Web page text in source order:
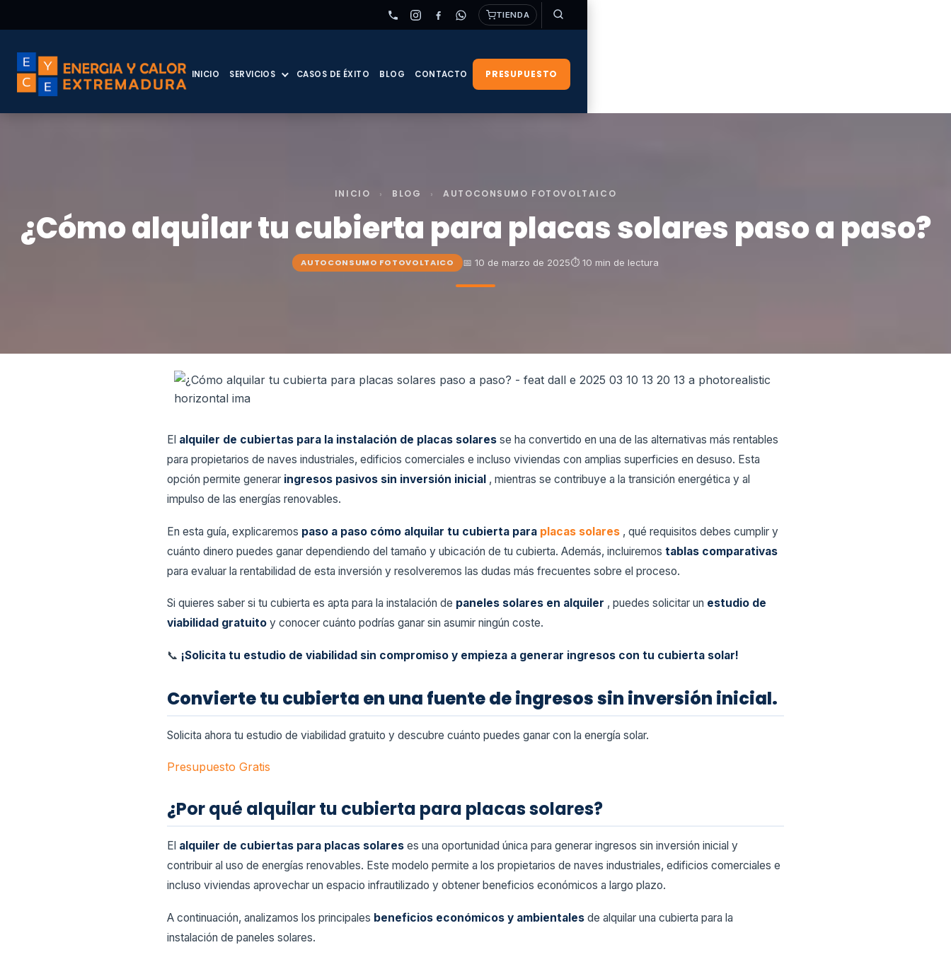
TIENDA
INICIO SERVICIOS CASOS DE ÉXITO BLOG CONTACTO PRESUPUESTO
INICIO › BLOG › AUTOCONSUMO FOTOVOLTAICO
¿Cómo alquilar tu cubierta para placas solares paso a paso?
AUTOCONSUMO FOTOVOLTAICO 📅 10 de marzo de 2025⏱ 10 min de lectura
El alquiler de cubiertas para la instalación de placas solares se ha convertido en una de las alternativas más rentables
para propietarios de naves industriales, edificios comerciales e incluso viviendas con amplias superficies en desuso. Esta
opción permite generar ingresos pasivos sin inversión inicial , mientras se contribuye a la transición energética y al
impulso de las energías renovables.
En esta guía, explicaremos paso a paso cómo alquilar tu cubierta para placas solares , qué requisitos debes cumplir y
cuánto dinero puedes ganar dependiendo del tamaño y ubicación de tu cubierta. Además, incluiremos tablas comparativas
para evaluar la rentabilidad de esta inversión y resolveremos las dudas más frecuentes sobre el proceso.
Si quieres saber si tu cubierta es apta para la instalación de paneles solares en alquiler , puedes solicitar un estudio de
viabilidad gratuito y conocer cuánto podrías ganar sin asumir ningún coste.
📞 ¡Solicita tu estudio de viabilidad sin compromiso y empieza a generar ingresos con tu cubierta solar!
Convierte tu cubierta en una fuente de ingresos sin inversión inicial.
Solicita ahora tu estudio de viabilidad gratuito y descubre cuánto puedes ganar con la energía solar.
Presupuesto Gratis
¿Por qué alquilar tu cubierta para placas solares?
El alquiler de cubiertas para placas solares es una oportunidad única para generar ingresos sin inversión inicial y
contribuir al uso de energías renovables. Este modelo permite a los propietarios de naves industriales, edificios comerciales e
incluso viviendas aprovechar un espacio infrautilizado y obtener beneficios económicos a largo plazo.
A continuación, analizamos los principales beneficios económicos y ambientales de alquilar una cubierta para la
instalación de paneles solares.